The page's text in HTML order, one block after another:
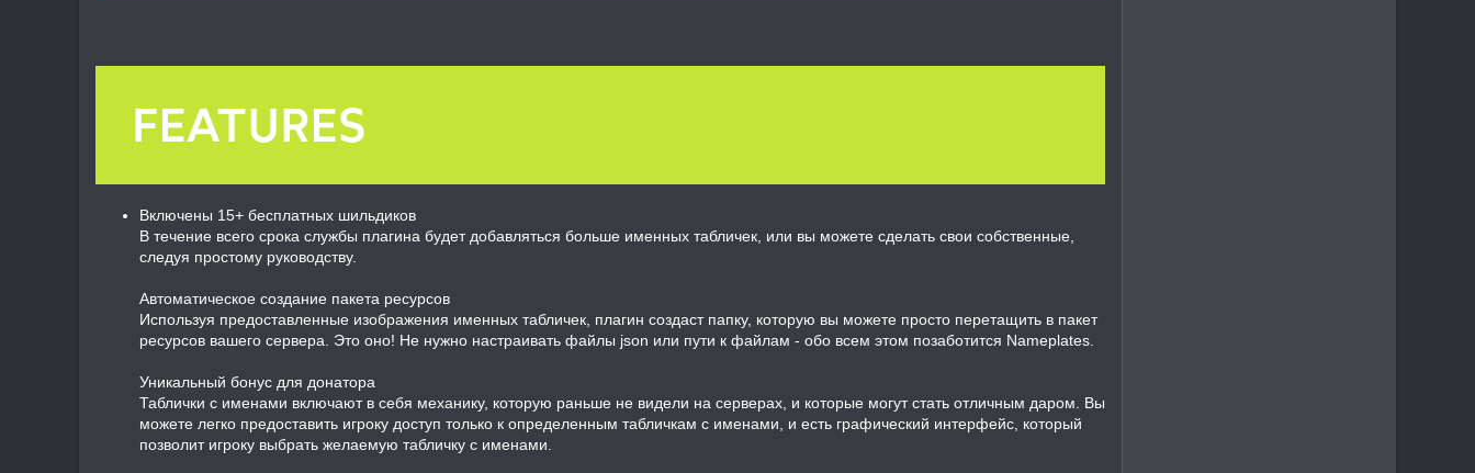
Включены 15+ бесплатных шильдиков
В течение всего срока службы плагина будет добавляться больше именных табличек, или вы можете сделать свои собственные,
следуя простому руководству.
Автоматическое создание пакета ресурсов
Используя предоставленные изображения именных табличек, плагин создаст папку, которую вы можете просто перетащить в пакет
ресурсов вашего сервера. Это оно! Не нужно настраивать файлы json или пути к файлам - обо всем этом позаботится Nameplates.
Уникальный бонус для донатора
Таблички с именами включают в себя механику, которую раньше не видели на серверах, и которые могут стать отличным даром. Вы
можете легко предоставить игроку доступ только к определенным табличкам с именами, и есть графический интерфейс, который
позволит игроку выбрать желаемую табличку с именами.